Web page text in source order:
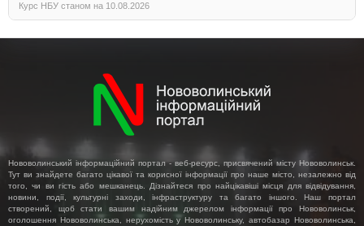
Курс НБУ станом на 10.08.2026
Нововолинський інформаційний портал - веб-ресурс, присвячений місту Нововолинськ.
Тут ви знайдете багато цікавої та корисної інформації про наше місто, незалежно від
того, чи ви гість або мешканець. Дізнайтеся про найцікавіші місця для відвідування,
новини, події, культурні заходи, інфраструктуру та багато іншого. Наш портал
створений, щоб стати вашим надійним джерелом інформації про Нововолинськ,
оголошення Нововолинська, нерухомість у Нововолинську, автобазар Нововолинська,